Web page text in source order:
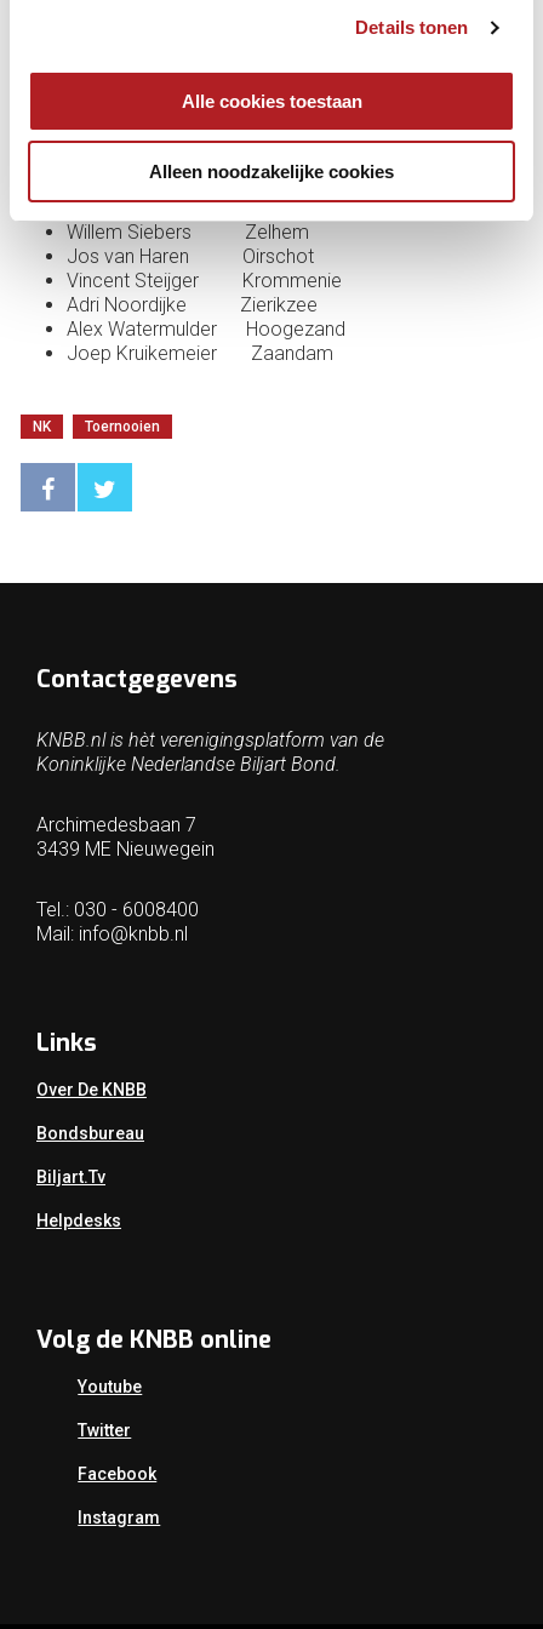
Details tonen
Alle cookies toestaan
Alleen noodzakelijke cookies
Graag tot ziens op één of meerdere dagen in ons
Facebookpagina van Biljartvereniging Jacobswoude.
De deelnemers zijn:
Gavin Balk Arnhem
Sudeshkumar Bikha Den Haag
Willem Siebers Zelhem
Jos van Haren Oirschot
Vincent Steijger Krommenie
Adri Noordijke Zierikzee
Alex Watermulder Hoogezand
Joep Kruikemeier Zaandam
NK Toernooien
Contactgegevens
KNBB.nl is hèt verenigingsplatform van de
Koninklijke Nederlandse Biljart Bond.
Archimedesbaan 7
3439 ME Nieuwegein
Tel.: 030 - 6008400
Mail: info@knbb.nl
Links
Over De KNBB
Bondsbureau
Biljart.tv
Helpdesks
Volg de KNBB online
Youtube
Twitter
Facebook
Instagram